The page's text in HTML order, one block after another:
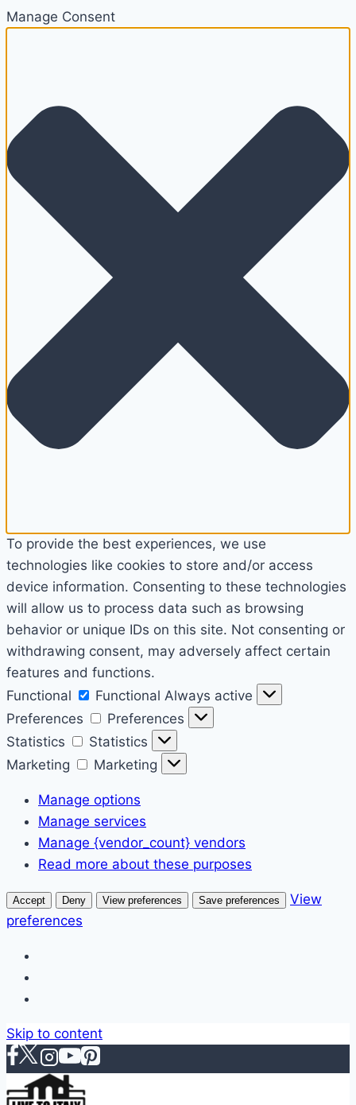
Manage Consent
To provide the best experiences, we use
technologies like cookies to store and/or access
device information. Consenting to these technologies
will allow us to process data such as browsing
behavior or unique IDs on this site. Not consenting or
withdrawing consent, may adversely affect certain
features and functions.
Functional
Functional Always active
Preferences
Preferences
Statistics
Statistics
Marketing
Marketing
Manage options
Manage services
Manage {vendor_count} vendors
Read more about these purposes
Accept Deny View preferences Save preferences
View
preferences
Skip to content